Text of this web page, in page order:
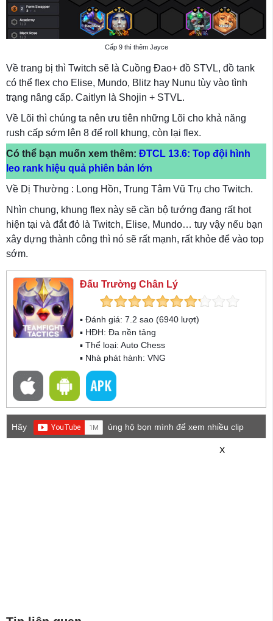
Cấp 9 thì thêm Jayce
Về trang bị thì Twitch sẽ là Cuồng Đao+ đồ STVL, đồ tank
có thể flex cho Elise, Mundo, Blitz hay Nunu tùy vào tình
trạng nâng cấp. Caitlyn là Shojin + STVL.
Về Lõi thì chúng ta nên ưu tiên những Lõi cho khả năng
rush cấp sớm lên 8 để roll khung, còn lại flex.
Có thể bạn muốn xem thêm: ĐTCL 13.6: Top đội hình
leo rank hiệu quả phiên bản lớn
Về Dị Thường : Long Hồn, Trung Tâm Vũ Trụ cho Twitch.
Nhìn chung, khung flex này sẽ cần bộ tướng đang rất hot
hiện tại và đắt đỏ là Twitch, Elise, Mundo… tuy vậy nếu bạn
xây dựng thành công thì nó sẽ rất mạnh, rất khỏe để vào top
sớm.
Đấu Trường Chân Lý
▪ Đánh giá: 7.2 sao (6940 lượt)
▪ HĐH: Đa nền tảng
▪ Thể loại: Auto Chess
▪ Nhà phát hành: VNG
Hãy
ủng hộ bọn mình để xem nhiều clip
X